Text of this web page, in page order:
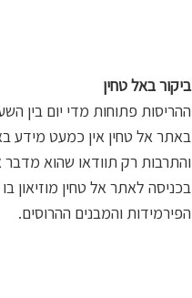
ביקור באל טחין
ההריסות פתוחות מדי יום בין השעות 9:00-17:00 ועלות הביקור היא 80 פזו – מומלץ לא להגיע
באתר אל טחין אין כמעט מידע
והתרבות רק תוודאו שהוא
בכניסה לאתר אל טחין מוזיאון
הפירמידות והמבנים ההרוסים.